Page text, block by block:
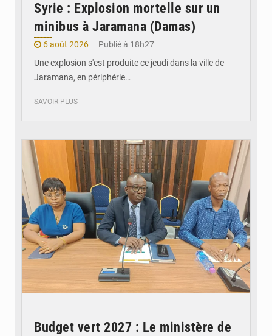
Syrie : Explosion mortelle sur un
minibus à Jaramana (Damas)
6 août 2026
Publié à 18h27
Une explosion s'est produite ce jeudi dans la ville de
Jaramana, en périphérie…
SAVOIR PLUS
Budget vert 2027 : Le ministère de